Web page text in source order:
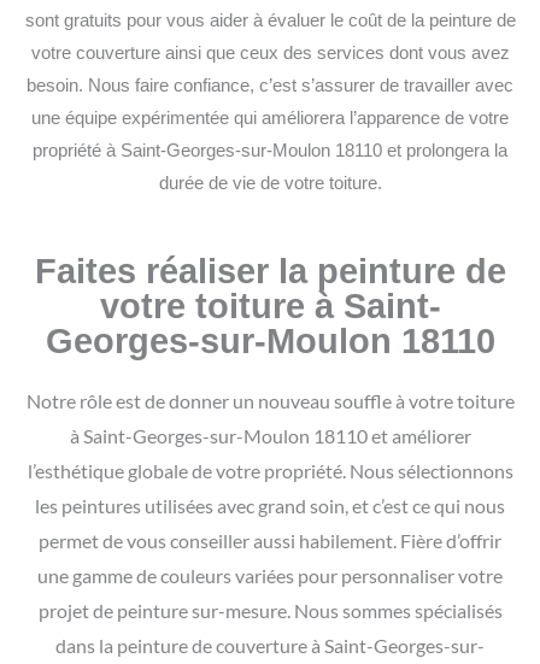
sont gratuits pour vous aider à évaluer le coût de la peinture de
votre couverture ainsi que ceux des services dont vous avez
besoin. Nous faire confiance, c’est s’assurer de travailler avec
une équipe expérimentée qui améliorera l’apparence de votre
propriété à Saint-Georges-sur-Moulon 18110 et prolongera la
durée de vie de votre toiture.
Faites réaliser la peinture de
votre toiture à Saint-
Georges-sur-Moulon 18110
Notre rôle est de donner un nouveau souffle à votre toiture
à Saint-Georges-sur-Moulon 18110 et améliorer
l’esthétique globale de votre propriété. Nous sélectionnons
les peintures utilisées avec grand soin, et c’est ce qui nous
permet de vous conseiller aussi habilement. Fière d’offrir
une gamme de couleurs variées pour personnaliser votre
projet de peinture sur-mesure. Nous sommes spécialisés
dans la peinture de couverture à Saint-Georges-sur-